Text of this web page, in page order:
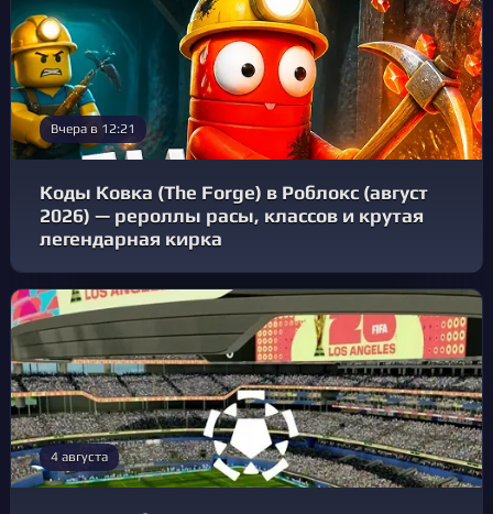
Вчера в 12:21
Коды Ковка (The Forge) в Роблокс (август
2026) — рероллы расы, классов и крутая
легендарная кирка
4 августа